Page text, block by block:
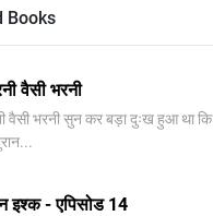
Books
वैसी भरनी
वैसी भरनी सुन कर बड़ा दुःख हुआ था कि
इश्क - एपिसोड 14